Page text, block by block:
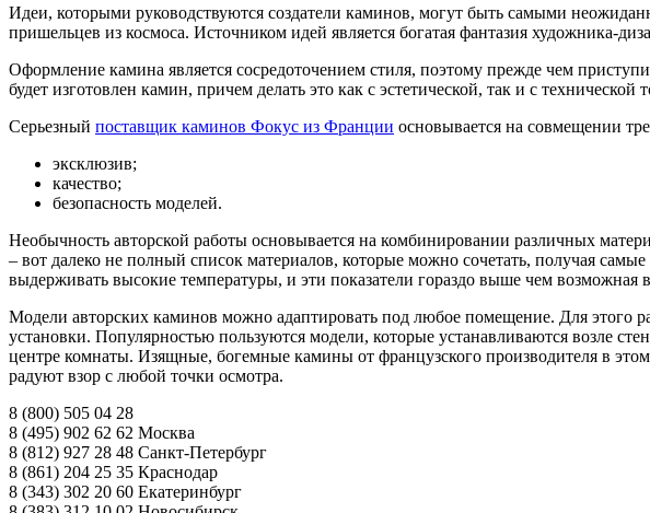
Идеи, которыми руководствуются создатели каминов, могут быть самыми
пришельцев из космоса. Источником идей является богатая фантазия художника-
Оформление камина является сосредоточением стиля, поэтому прежде чем
будет изготовлен камин, причем делать это как с эстетической, так и с технической
Серьезный поставщик каминов Фокус из Франции основывается на совмещении
эксклюзив;
качество;
безопасность моделей.
Необычность авторской работы основывается на комбинировании различных
– вот далеко не полный список материалов, которые можно сочетать, получая
выдерживать высокие температуры, и эти показатели гораздо выше чем возможная
Модели авторских каминов можно адаптировать под любое помещение. Для этого
установки. Популярностью пользуются модели, которые устанавливаются возле
центре комнаты. Изящные, богемные камины от французского производителя в
радуют взор с любой точки осмотра.
8 (800) 505 04 28
8 (495) 902 62 62 Москва
8 (812) 927 28 48 Санкт-Петербург
8 (861) 204 25 35 Краснодар
8 (343) 302 20 60 Екатеринбург